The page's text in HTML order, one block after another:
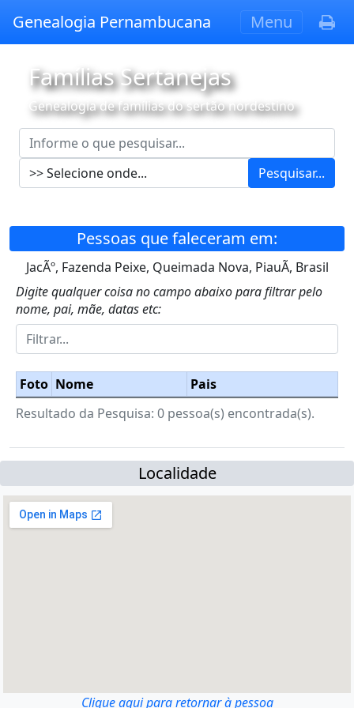
Genealogia Pernambucana Menu
Famílias Sertanejas
Genealogia de famílias do sertão nordestino
Pesquisar...
Pessoas que faleceram em:
JacÃº, Fazenda Peixe, Queimada Nova, PiauÃ­, Brasil
Digite qualquer coisa no campo abaixo para filtrar pelo
nome, pai, mãe, datas etc:
Foto Nome
Pais
Resultado da Pesquisa: 0 pessoa(s) encontrada(s).
Localidade
Clique aqui para retornar à pessoa